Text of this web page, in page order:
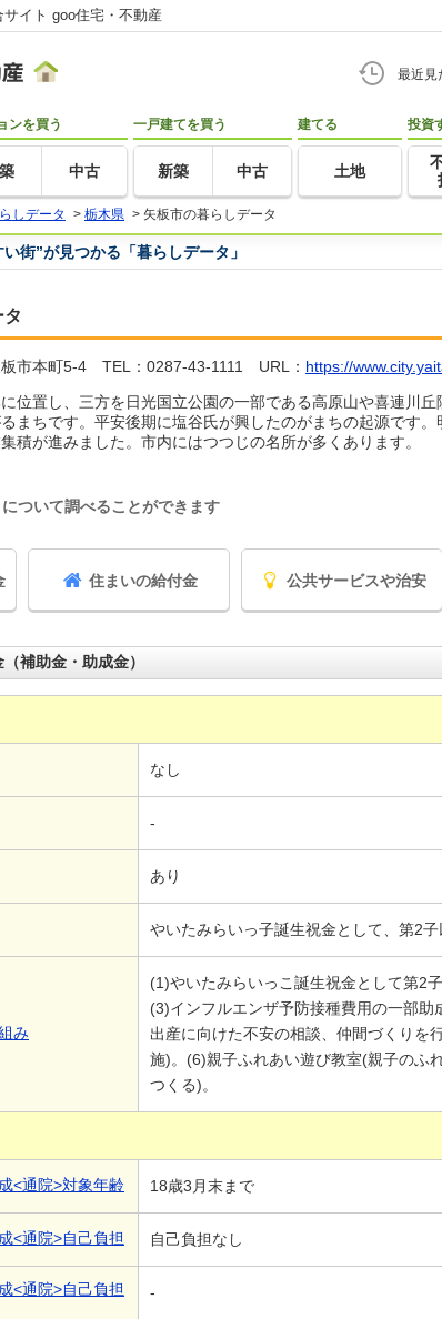
イト goo住宅・不動産
最近見
ンを買う
中古
一戸建てを買う
新築 中古
建てる
土地
投資
しデータ > 栃木県 > 矢板市の暮らしデータ
街”が見つかる「暮らしデータ」
板市本町5-4 TEL：0287-43-1111 URL： https://
位置し、三方を日光国立公園の一部である高原山や喜連川
まちです。平安後期に塩谷氏が興したのがまちの起源です
積が進みました。市内にはつつじの名所が多くあります。
ついて調べることができます
住まいの給付金 公共サービスや治安
補助金・助成金）
なし
-
あり
やいたみらいっ子誕生祝金として、第2子
み
(1)やいたみらいっこ誕生祝金として第2
(3)インフルエンザ予防接種費用の一部助
出産に向けた不安の相談、仲間づくりを
施)。(6)親子ふれあい遊び教室(親子のふ
つくる)。
<通院>対象年齢 18歳3月末まで
<通院>自己負担 自己負担なし
<通院>自己負担
-